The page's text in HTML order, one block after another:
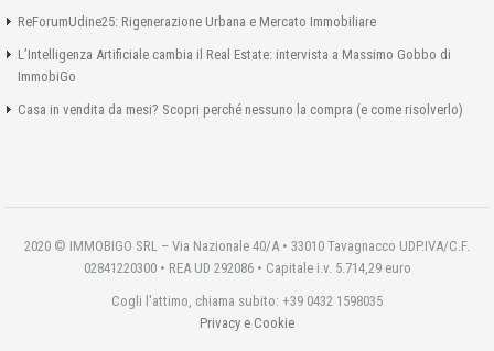
ReForumUdine25: Rigenerazione Urbana e Mercato Immobiliare
L’Intelligenza Artificiale cambia il Real Estate: intervista a Massimo Gobbo di
ImmobiGo
Casa in vendita da mesi? Scopri perché nessuno la compra (e come risolverlo)
2020 © IMMOBIGO SRL – Via Nazionale 40/A • 33010 Tavagnacco UDP.IVA/C.F.
02841220300 • REA UD 292086 • Capitale i.v. 5.714,29 euro
Cogli l'attimo, chiama subito: +39 0432 1598035
Privacy e Cookie